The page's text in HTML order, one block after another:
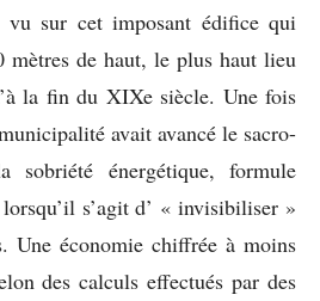
vu sur cet imposant édifice qui
mètres de haut, le plus haut lieu
la fin du XIXe siècle. Une fois
avait avancé le sacro-
sobriété énergétique, formule
s’agit d’ « invisibiliser »
Une économie chiffrée à moins
des calculs effectués par des